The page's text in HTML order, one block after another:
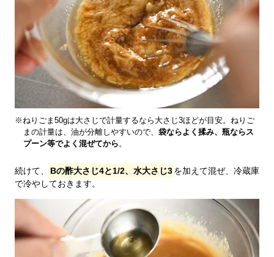
※ねりごま50gは大さじで計量するなら大さじ3ほどが目安。ねりご
まの計量は、油が分離しやすいので、 袋ならよく揉み、瓶ならス
プーン等でよく混ぜてから 。
続けて、 Bの酢大さじ4と1/2、水大さじ3を加えて混ぜ、冷蔵庫
で冷やしておきます。